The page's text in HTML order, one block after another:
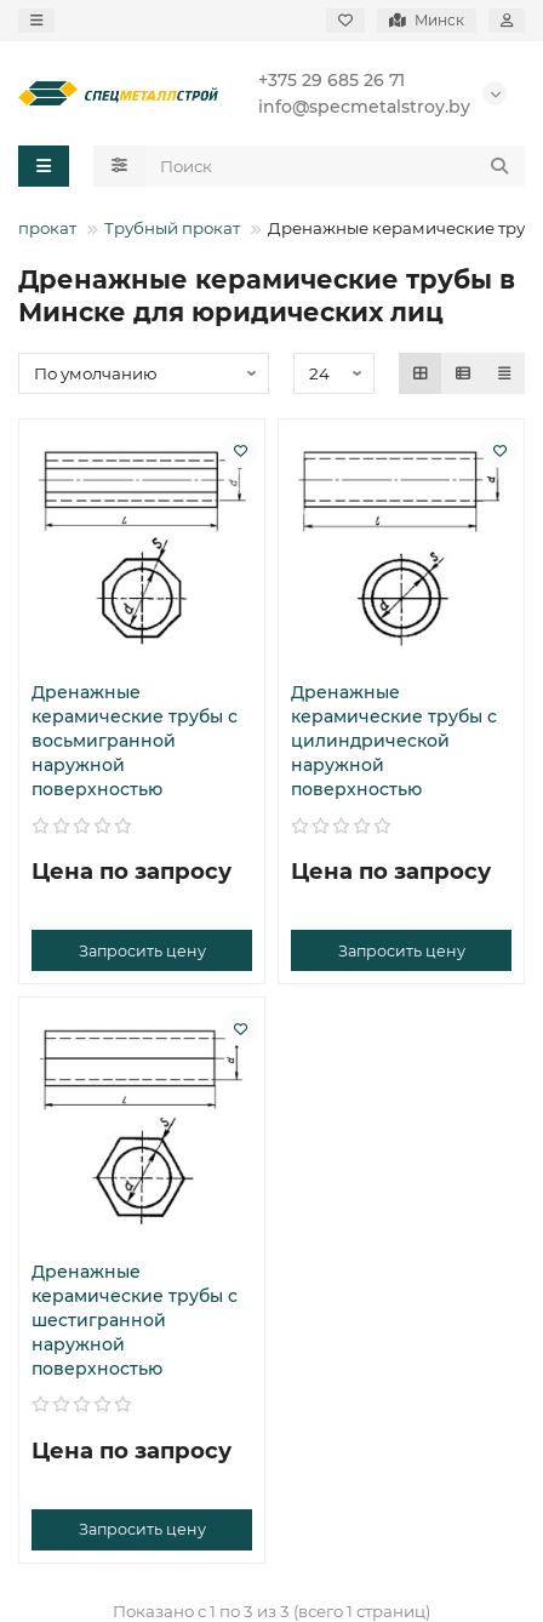
Минск
+375 29 685 26 71
info@specmetalstroy.by
прокат Трубный прокат Дренажные керамические
Дренажные керамические трубы в
Минске для юридических лиц
Дренажные
керамические трубы с
восьмигранной
наружной
поверхностью
Цена по запросу
Запросить цену
Дренажные
керамические трубы с
цилиндрической
наружной
поверхностью
Цена по запросу
Запросить цену
Дренажные
керамические трубы с
шестигранной
наружной
поверхностью
Цена по запросу
Запросить цену
Показано с 1 по 3 из 3 (всего 1 страниц)